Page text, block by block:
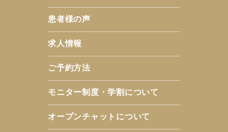
患者様の声
求人情報
ご予約方法
モニター制度・学割について
オープンチャットについて